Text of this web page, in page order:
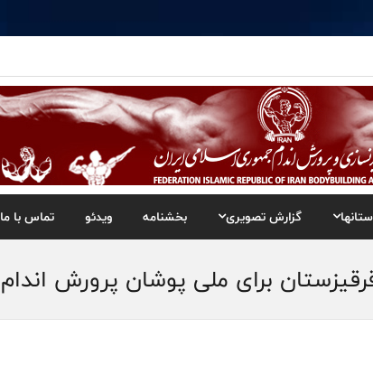
گزارش تصویری بخشنامه ویدئو تماس با ما
برای ملی پوشان پرورش اندام